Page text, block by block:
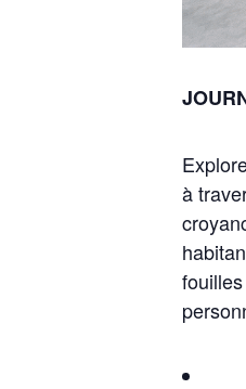
à